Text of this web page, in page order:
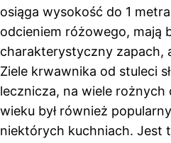
osiąga wysokość do 1
odcieniem różowego, mają
charakterystyczny zapach,
Ziele krwawnika od stuleci
lecznicza, na wiele rożnych
wieku był również
niektórych kuchniach. Jest